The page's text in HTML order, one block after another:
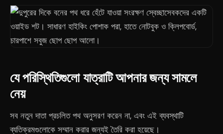
যে পরিস্থিতিগুলো যাত্রাটি আপনার জন্য সামলে
নেয়
সব নতুন দাতা প্রচলিত পথ অনুসরণ করেন না, এবং এই ব্যবস্থাটি
ব্যতিক্রমগুলোকে সম্মান করার জন্যই তৈরি করা হয়েছে।